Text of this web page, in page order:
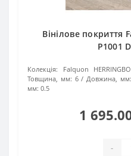
Вінілове покриття
P1001
Колекція: Falquon
Товщина, мм: 6 Довжина, мм:
мм: 0.5
1
-